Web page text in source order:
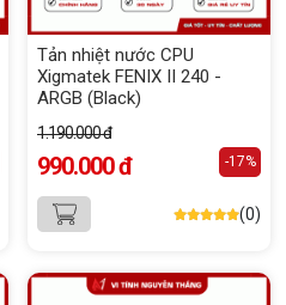
Tản nhiệt nước CPU
Xigmatek FENIX II 240 -
ARGB (Black)
1.190.000 đ
990.000 đ -17%
(0)